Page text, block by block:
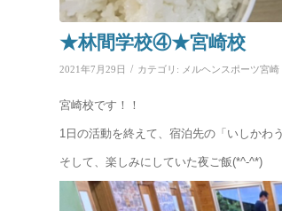
★林間学校④★宮崎校
2021年7月29日 / カテゴリ: メルヘンスポーツ宮崎
宮崎校です！！
1日の活動を終えて、宿泊先の「いしかわ
そして、楽しみにしていた夜ご飯(*^-^*)